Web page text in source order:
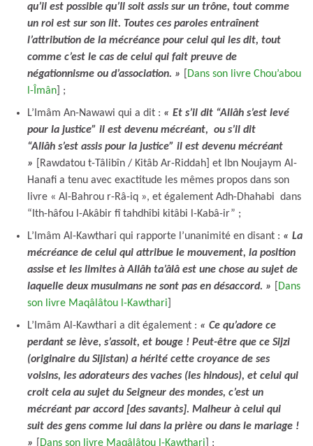
qu’il est possible qu’Il soit assis sur un trône, tout comme
un roi est sur son lit. Toutes ces paroles entraînent
l’attribution de la mécréance pour celui qui les dit, tout
comme c’est le cas de celui qui fait preuve de
négationnisme ou d’association. »
Dans son livre Chou’abou
l-Îmân ] ;
L’Imâm An-Nawawi qui a dit : « Et s’il dit “Allâh s’est levé
pour la justice” il est devenu mécréant, ou s’il dit
“Allâh s’est assis pour la justice” il est devenu mécréant
»
[Rawdatou t-Tâlibîn / Kitâb Ar-Riddah] et Ibn Noujaym Al-
Hanafi a tenu avec exactitude les mêmes propos dans son
livre « Al-Bahrou r-Râ-iq », et également Adh-Dhahabi dans
“Ith-hâfou l-Akâbir fî tahdhîbi kitâbi l-Kabâ-ir” ;
L’Imâm Al-Kawthari qui rapporte l’unanimité en disant : « La
mécréance de celui qui attribue le mouvement, la position
assise et les limites à Allâh ta’âlâ est une chose au sujet de
laquelle deux musulmans ne sont pas en désaccord. »
Dans
son livre Maqâlâtou l-Kawthari
L’Imâm Al-Kawthari a dit également : « Ce qu’adore ce
perdant se lève, s’assoit, et bouge ! Peut-être que ce Sijzi
(originaire du Sijistan) a hérité cette croyance de ses
voisins, les adorateurs des vaches (les hindous), et celui qui
croit cela au sujet du Seigneur des mondes, c’est un
mécréant par accord [des savants]. Malheur à celui qui
suit des gens comme lui dans la prière ou dans le mariage !
»
Dans son livre Maqâlâtou l-Kawthari ] ;